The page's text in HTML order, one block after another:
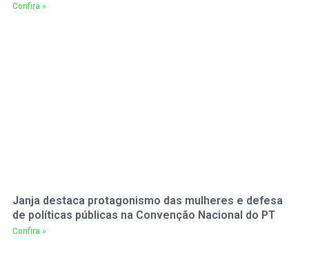
Confira »
Janja destaca protagonismo das mulheres e defesa
de políticas públicas na Convenção Nacional do PT
Confira »